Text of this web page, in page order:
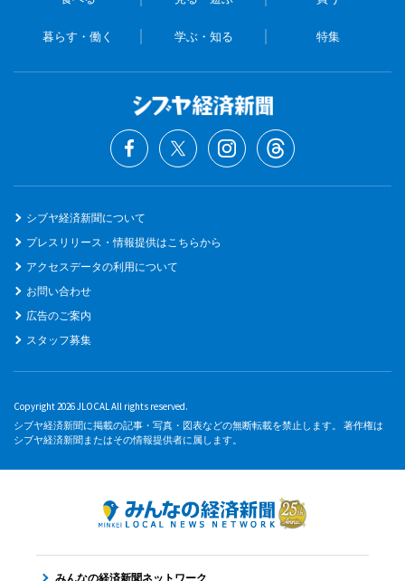
暮らす・働く 学ぶ・知る 特集
シブヤ経済新聞について
プレスリリース・情報提供はこちらから
アクセスデータの利用について
お問い合わせ
広告のご案内
スタッフ募集
Copyright 2026 JLOCAL All rights reserved.
シブヤ経済新聞に掲載の記事・写真・図表などの無断転載を禁止します。 著作権は
シブヤ経済新聞またはその情報提供者に属します。
みんなの経済新聞ネットワーク